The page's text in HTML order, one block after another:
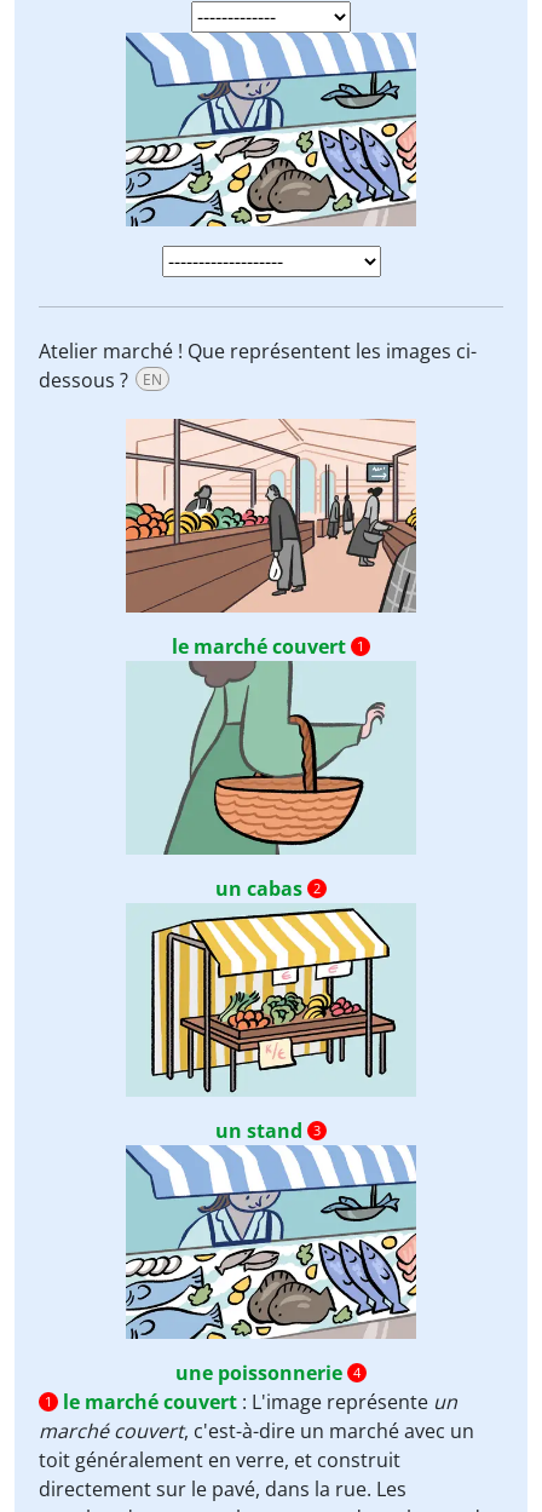
Atelier marché ! Que représentent les images ci-
dessous ?
EN
le marché couvert 1
un cabas 2
un stand 3
une poissonnerie 4
1
le marché couvert : L'image représente un
marché couvert, c'est-à-dire un marché avec un
toit généralement en verre, et construit
directement sur le pavé, dans la rue. Les